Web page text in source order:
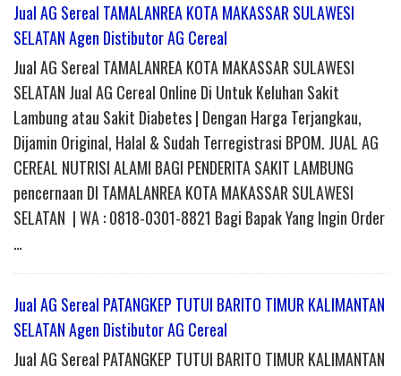
Jual AG Sereal TAMALANREA KOTA MAKASSAR SULAWESI
SELATAN Agen Distibutor AG Cereal
Jual AG Sereal TAMALANREA KOTA MAKASSAR SULAWESI
SELATAN Jual AG Cereal Online Di Untuk Keluhan Sakit
Lambung atau Sakit Diabetes | Dengan Harga Terjangkau,
Dijamin Original, Halal & Sudah Terregistrasi BPOM. JUAL AG
CEREAL NUTRISI ALAMI BAGI PENDERITA SAKIT LAMBUNG
pencernaan DI TAMALANREA KOTA MAKASSAR SULAWESI
SELATAN | WA : 0818-0301-8821 Bagi Bapak Yang Ingin Order
…
Jual AG Sereal PATANGKEP TUTUI BARITO TIMUR KALIMANTAN
SELATAN Agen Distibutor AG Cereal
Jual AG Sereal PATANGKEP TUTUI BARITO TIMUR KALIMANTAN